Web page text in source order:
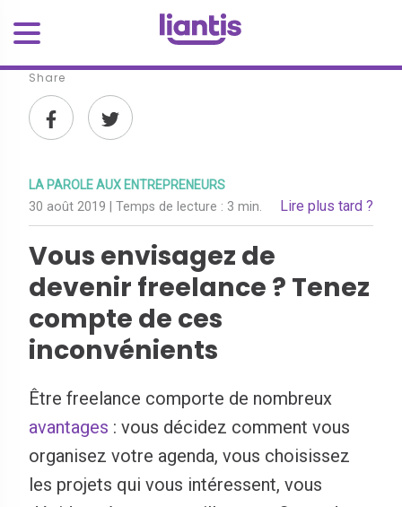
Share
LA PAROLE AUX ENTREPRENEURS
30 août 2019 | Temps de lecture : 3 min. Lire plus tard ?
Vous envisagez de
devenir freelance ? Tenez
compte de ces
inconvénients
Être freelance comporte de nombreux
avantages : vous décidez comment vous
organisez votre agenda, vous choisissez
les projets qui vous intéressent, vous